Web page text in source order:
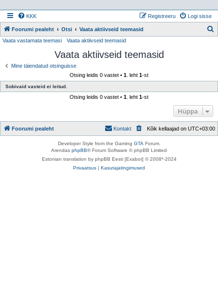
KKK Logi sisse
Registreeru
Foorumi pealeht Otsi Vaata aktiivseid teemasid
Vaata vastamata teemasi Vaata aktiivseid teemasid
Vaata aktiivseid teemasid
Mine täiendatud otsinguisse
Otsing leidis 0 vastet • 1 . leht 1-st
Sobivaid vasteid ei leitud.
Otsing leidis 0 vastet • 1 . leht 1-st
Hüppa
Foorumi pealeht Kõik kellaajad on UTC+03:00
Kontakt
Developer Style from the Gaming GTA Forum.
Arendas phpBB® Forum Software © phpBB Limited
Estonian translation by phpBB Eesti [Exabot] © 2008*-2024
Privaatsus | Kasutajatingimused